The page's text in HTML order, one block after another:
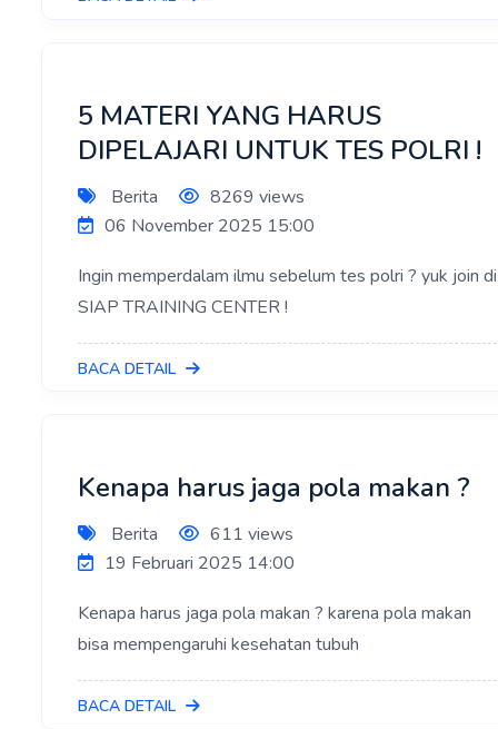
5 MATERI YANG HARUS
DIPELAJARI UNTUK TES POLRI !
Berita
8269 views
06 November 2025 15:00
Ingin memperdalam ilmu sebelum tes polri ? yuk join di
SIAP TRAINING CENTER !
BACA DETAIL
Kenapa harus jaga pola makan ?
Berita
611 views
19 Februari 2025 14:00
Kenapa harus jaga pola makan ? karena pola makan
bisa mempengaruhi kesehatan tubuh
BACA DETAIL